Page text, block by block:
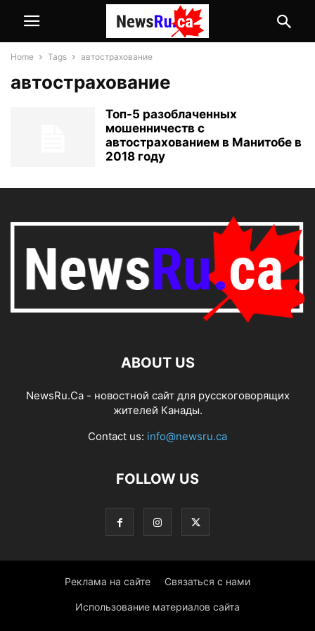
Home Tags автострахование
автострахование
Топ-5 разоблаченных
мошенничеств с
автострахованием в Манитобе в
2018 году
ABOUT US
NewsRu.Ca - новостной сайт для русскоговорящих
жителей Канады.
Contact us: info@newsru.ca
FOLLOW US
Реклама на сайте Связаться с нами
Использование материалов сайта